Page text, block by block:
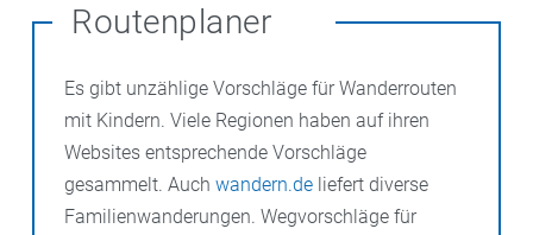
Routenplaner
Es gibt unzählige Vorschläge für Wanderrouten
mit Kindern. Viele Regionen haben auf ihren
Websites entsprechende Vorschläge
gesammelt. Auch wandern.de liefert diverse
Familienwanderungen. Wegvorschläge für